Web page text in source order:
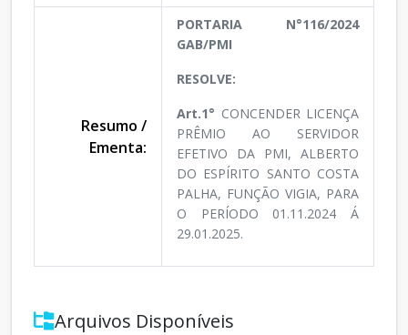
Resumo /
Ementa:
PORTARIA N°116/2024
GAB/PMI
RESOLVE:
Art.1° CONCENDER LICENÇA
PRÊMIO AO SERVIDOR
EFETIVO DA PMI, ALBERTO
DO ESPÍRITO SANTO COSTA
PALHA, FUNÇÃO VIGIA, PARA
O PERÍODO 01.11.2024 Á
29.01.2025.
Arquivos Disponíveis